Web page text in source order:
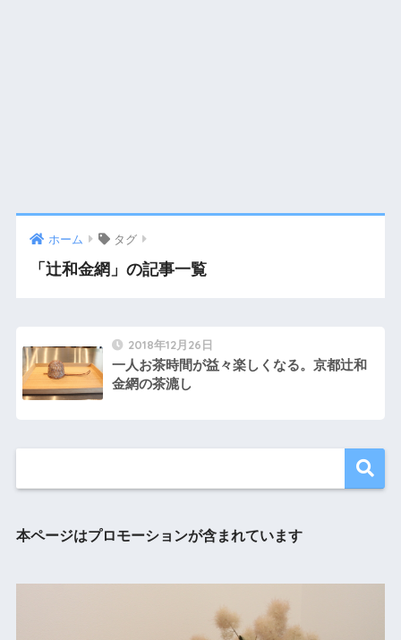
ホーム タグ
「辻和金網」の記事一覧
2018年12月26日
一人お茶時間が益々楽しくなる。京都辻和
金網の茶漉し
本ページはプロモーションが含まれています